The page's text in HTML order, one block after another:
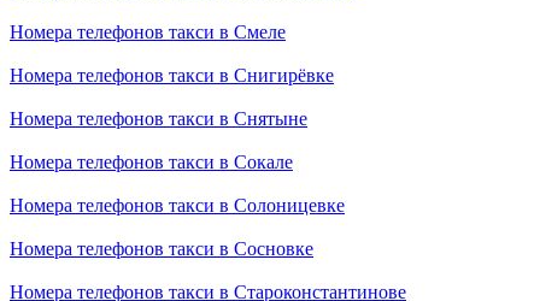
Номера телефонов такси в Смеле
Номера телефонов такси в Снигирёвке
Номера телефонов такси в Снятыне
Номера телефонов такси в Сокале
Номера телефонов такси в Солоницевке
Номера телефонов такси в Сосновке
Номера телефонов такси в Староконстантинове